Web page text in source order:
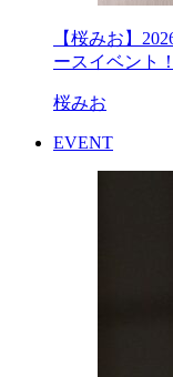
【桜みお】
ースイベント！
桜みお
EVENT